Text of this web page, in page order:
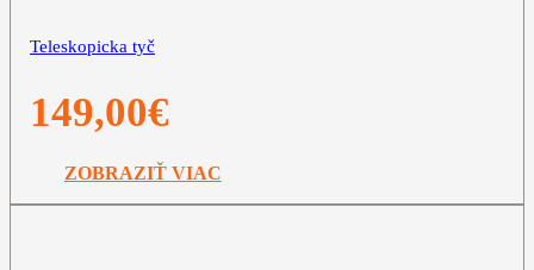
Teleskopicka tyč
149,00€
ZOBRAZIŤ VIAC